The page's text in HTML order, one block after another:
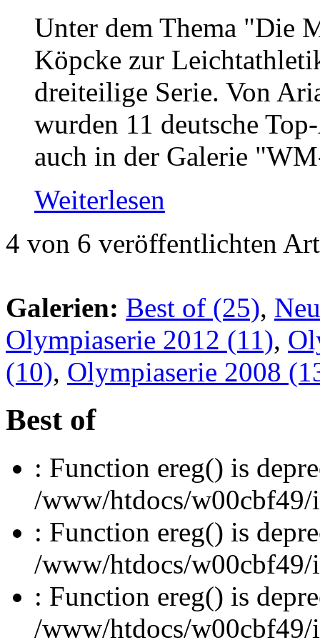
Unter dem Thema "Die
Köpcke zur
dreiteilige Serie. Von
wurden 11 deutsche
auch in der Galerie
Weiterlesen
4 von 6 veröffentlichten
Galerien: Best of (25),
Olympiaserie 2012 (11),
(10), Olympiaserie 2008
Best of
: Function ereg() is
/www/htdocs/
: Function ereg() is
/www/htdocs/
: Function ereg() is
/www/htdocs/